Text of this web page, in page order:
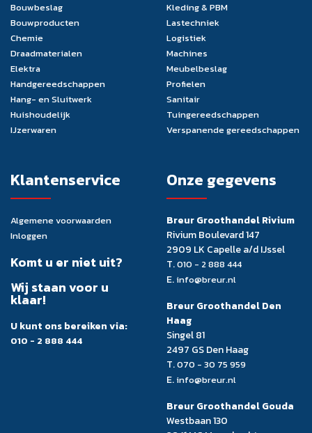
Bouwbeslag
Bouwproducten
Chemie
Draadmaterialen
Elektra
Handgereedschappen
Hang- en Sluitwerk
Huishoudelijk
IJzerwaren
Kleding & PBM
Lastechniek
Logistiek
Machines
Meubelbeslag
Profielen
Sanitair
Tuingereedschappen
Verspanende gereedschappen
Klantenservice
Algemene voorwaarden
Inloggen
Komt u er niet uit?
Wij staan voor u
klaar!
U kunt ons bereiken via:
010 - 2 888 444
Onze gegevens
Breur Groothandel Rivium
Rivium Boulevard 147
2909 LK Capelle a/d IJssel
T.010 - 2 888 444
E. info@breur.nl
Breur Groothandel Den
Haag
Singel 81
2497 GS Den Haag
T.070 - 30 75 959
E. info@breur.nl
Breur Groothandel Gouda
Westbaan 130